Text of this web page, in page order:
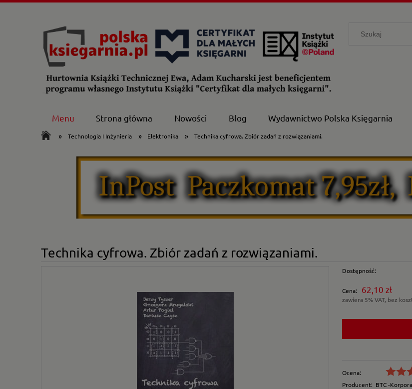
Menu Strona główna Nowości Blog Wydawnictwo Polska Księgarnia
» Technologia I Inżynieria » Elektronika » Technika cyfrowa. Zbiór zadań z rozwiązaniami.
Technika cyfrowa. Zbiór zadań z rozwiązaniami.
Dostępność:
Cena: 62,10 zł
zawiera 5% VAT, bez
Ocena:
Producent: BTC -